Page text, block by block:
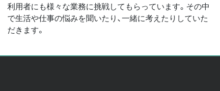
利用者にも様々な業務に挑戦してもらっています。その中
で生活や仕事の悩みを聞いたり、一緒に考えたりしていた
だきます。